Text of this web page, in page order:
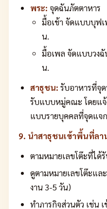
พระ: จุดฉันภัตตาหาร
มื้อเช้า จัดแบบบุฟเ
น.
มื้อเพล จัดแบบวงฉั
น.
สาธุชน: รับอาหารที่จุ
รับแบบหมู่คณะ โดยแจ้
แบบรายบุคคลที่จุดแจ
9. นำสาธุชนเข้าพื้นที่ลา
ตามหมายเลขโต๊ะที่ได้
ดูตามหมายเลขโต๊ะแล
งาน 3-5 วัน)
ทำภารกิจส่วนตัว เช่น